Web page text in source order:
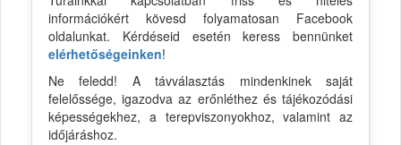
információkért kövesd folyamatosan Facebook
oldalunkat. Kérdéseid esetén keress bennünket
elérhetőségeinken!
Ne feledd! A távválasztás mindenkinek saját
felelőssége, igazodva az erőnléthez és tájékozódási
képességekhez, a terepviszonyokhoz, valamint az
időjáráshoz.